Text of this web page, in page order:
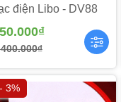
chất liệu
bạn những giây
điện Libo - DV88
- 3%